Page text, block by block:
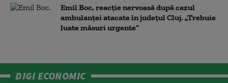
Emil Boc, reacție nervoasă după cazul
ambulanței atacate în județul Cluj. „Trebuie
luate măsuri urgente”
DIGI ECONOMIC